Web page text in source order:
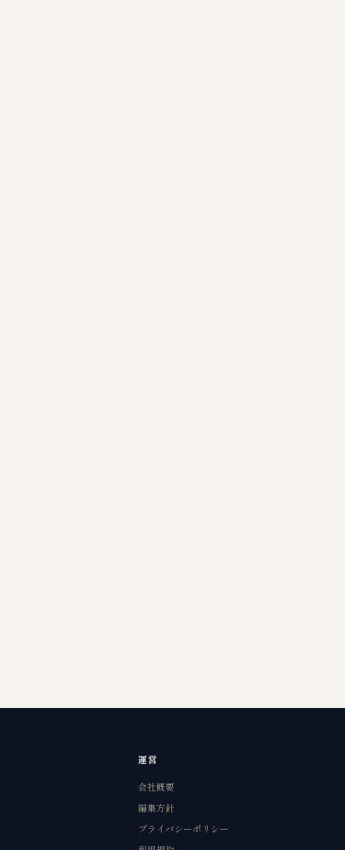
運営
会社概要
編集方針
プライバシーポリシー